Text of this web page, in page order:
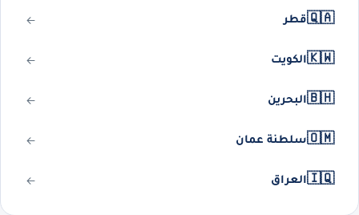
🇶🇦قطر
🇰🇼الكويت
🇧🇭البحرين
🇴🇲سلطنة عمان
🇮🇶العراق